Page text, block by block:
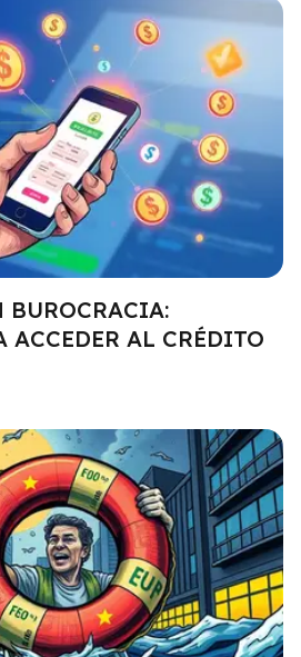
BUROCRACIA:
ACCEDER AL CRÉDITO